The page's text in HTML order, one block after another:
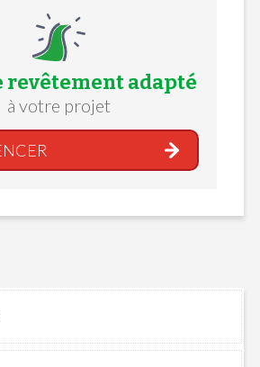
revêtement adapté
à votre projet